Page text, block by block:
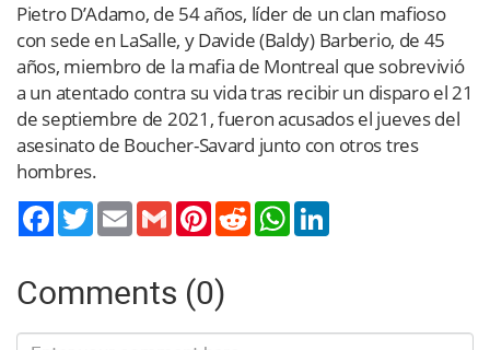
Pietro D’Adamo, de 54 años, líder de un clan mafioso
con sede en LaSalle, y Davide (Baldy) Barberio, de 45
años, miembro de la mafia de Montreal que sobrevivió
a un atentado contra su vida tras recibir un disparo el 21
de septiembre de 2021, fueron acusados ​​el jueves del
asesinato de Boucher-Savard junto con otros tres
hombres.
TwitterEmail Gmail PinterestReddit WhatsApp
Comments (0)